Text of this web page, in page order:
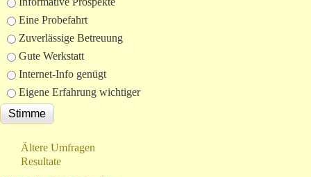
Eine Probefahrt
Zuverlässige Betreuung
Gute Werkstatt
Internet-Info genügt
Eigene Erfahrung wichtiger
Ältere Umfragen
Resultate